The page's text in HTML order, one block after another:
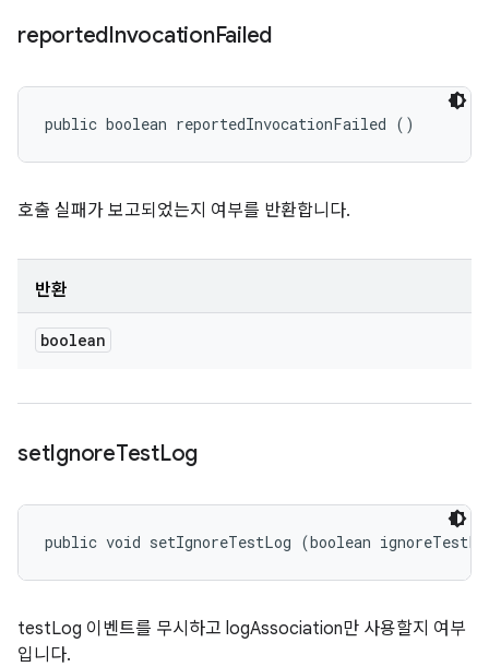
reportedInvocationFailed
public boolean reportedInvocationFailed ()
호출 실패가 보고되었는지 여부를 반환합니다.
반환
boolean
setIgnoreTestLog
public void setIgnoreTestLog (boolean
testLog 이벤트를 무시하고 logAssociation만 사용할지 여부
입니다.